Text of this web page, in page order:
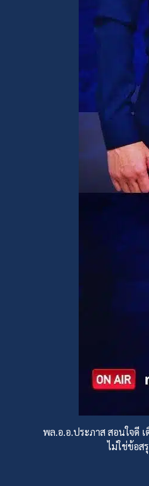
พล.อ.อ.ประภาส สอนใจดี
ไม่ใช่ข้อส